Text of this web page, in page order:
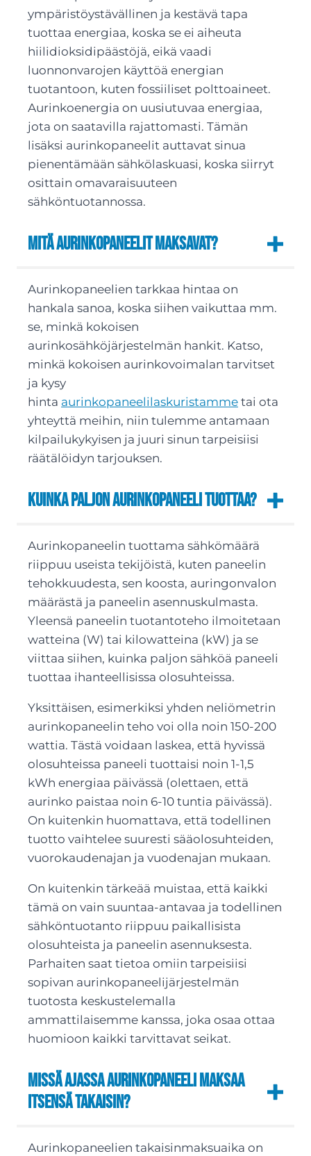
ympäristöystävällinen ja kestävä tapa
tuottaa energiaa, koska se ei aiheuta
hiilidioksidipäästöjä, eikä vaadi
luonnonvarojen käyttöä energian
tuotantoon, kuten fossiiliset polttoaineet.
Aurinkoenergia on uusiutuvaa energiaa,
jota on saatavilla rajattomasti. Tämän
lisäksi aurinkopaneelit auttavat sinua
pienentämään sähkölaskuasi, koska siirryt
osittain omavaraisuuteen
sähköntuotannossa.
Mitä aurinkopaneelit maksavat?
Aurinkopaneelien tarkkaa hintaa on
hankala sanoa, koska siihen vaikuttaa mm.
se, minkä kokoisen
aurinkosähköjärjestelmän hankit. Katso,
minkä kokoisen aurinkovoimalan tarvitset
ja kysy
hinta aurinkopaneelilaskuristamme tai ota
yhteyttä meihin, niin tulemme antamaan
kilpailukykyisen ja juuri sinun tarpeisiisi
räätälöidyn tarjouksen.
Kuinka paljon aurinkopaneeli tuottaa?
Aurinkopaneelin tuottama sähkömäärä
riippuu useista tekijöistä, kuten paneelin
tehokkuudesta, sen koosta, auringonvalon
määrästä ja paneelin asennuskulmasta.
Yleensä paneelin tuotantoteho ilmoitetaan
watteina (W) tai kilowatteina (kW) ja se
viittaa siihen, kuinka paljon sähköä paneeli
tuottaa ihanteellisissa olosuhteissa.
Yksittäisen, esimerkiksi yhden neliömetrin
aurinkopaneelin teho voi olla noin 150-200
wattia. Tästä voidaan laskea, että hyvissä
olosuhteissa paneeli tuottaisi noin 1-1,5
kWh energiaa päivässä (olettaen, että
aurinko paistaa noin 6-10 tuntia päivässä).
On kuitenkin huomattava, että todellinen
tuotto vaihtelee suuresti sääolosuhteiden,
vuorokaudenajan ja vuodenajan mukaan.
On kuitenkin tärkeää muistaa, että kaikki
tämä on vain suuntaa-antavaa ja todellinen
sähköntuotanto riippuu paikallisista
olosuhteista ja paneelin asennuksesta.
Parhaiten saat tietoa omiin tarpeisiisi
sopivan aurinkopaneelijärjestelmän
tuotosta keskustelemalla
ammattilaisemme kanssa, joka osaa ottaa
huomioon kaikki tarvittavat seikat.
Missä ajassa aurinkopaneeli maksaa
itsensä takaisin?
Aurinkopaneelien takaisinmaksuaika on